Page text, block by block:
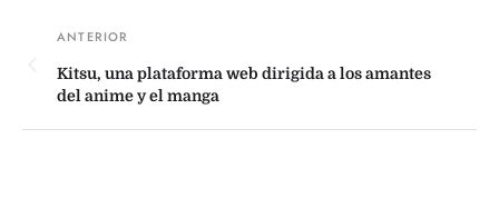
Kitsu, una plataforma web dirigida a los amantes
del anime y el manga